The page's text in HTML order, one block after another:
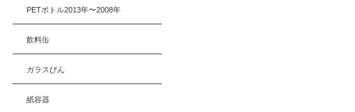
PETボトル2013年〜2008年
飲料缶
ガラスびん
紙容器